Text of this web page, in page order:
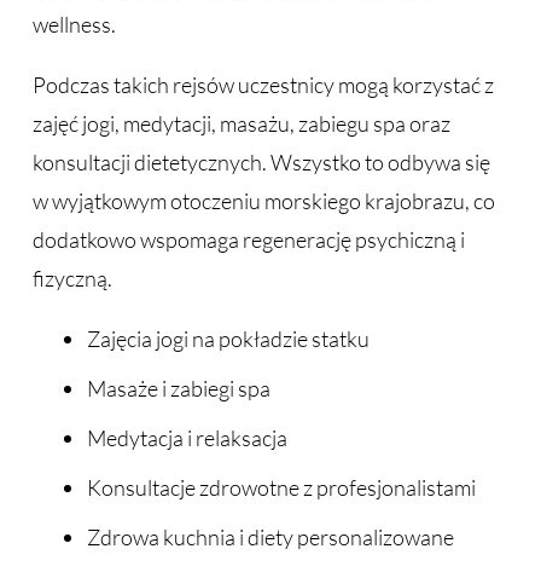
wellness.
Podczas takich rejsów uczestnicy mogą korzystać z
zajęć jogi, medytacji, masażu, zabiegu spa oraz
konsultacji dietetycznych. Wszystko to odbywa się
w wyjątkowym otoczeniu morskiego krajobrazu, co
dodatkowo wspomaga regenerację psychiczną i
fizyczną.
Zajęcia jogi na pokładzie statku
Masaże i zabiegi spa
Medytacja i relaksacja
Konsultacje zdrowotne z profesjonalistami
Zdrowa kuchnia i diety personalizowane